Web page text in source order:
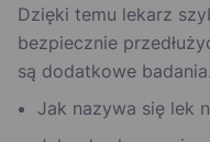
Dzięki temu lekarz
bezpiecznie
są dodatkowe badania.
Jak nazywa się lek